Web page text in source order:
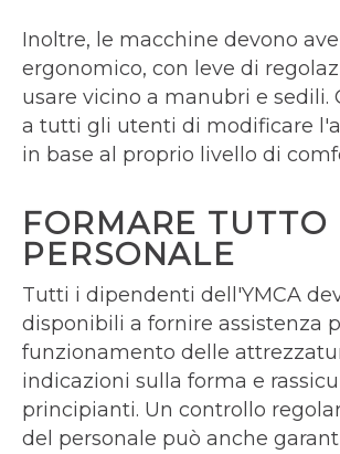
Inoltre, le macchine devono
ergonomico, con leve di
usare vicino a manubri e sedili.
a tutti gli utenti di modificare
in base al proprio livello di
FORMARE TUTTO
PERSONALE
Tutti i dipendenti dell'YMCA
disponibili a fornire assistenza
funzionamento delle
indicazioni sulla forma e
principianti. Un controllo
del personale può anche